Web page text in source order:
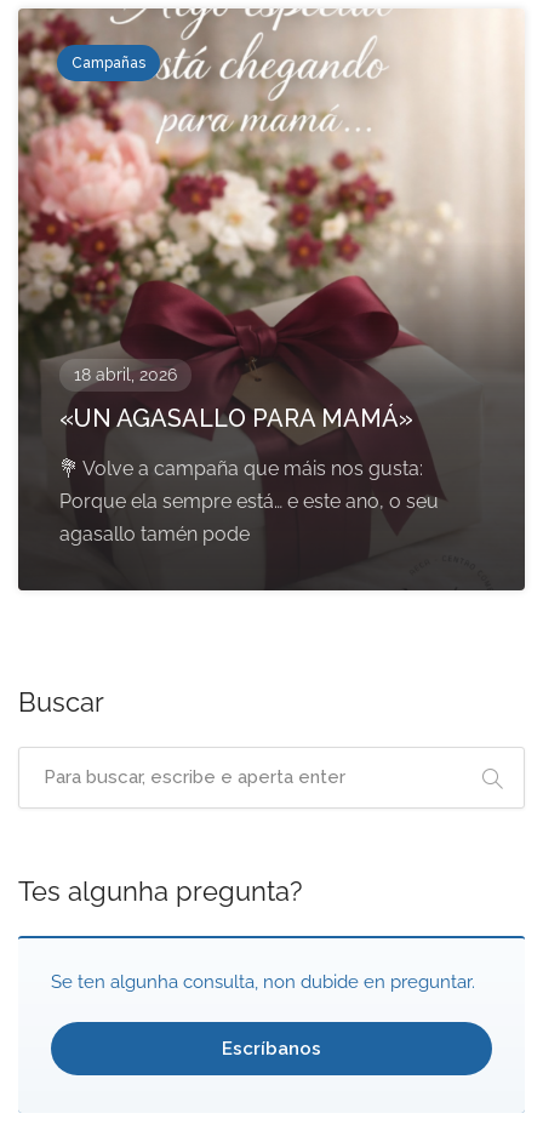
Campañas
18 abril, 2026
«UN AGASALLO PARA MAMÁ»
💐 Volve a campaña que máis nos gusta:
Porque ela sempre está… e este ano, o seu
agasallo tamén pode
Buscar
Tes algunha pregunta?
Se ten algunha consulta, non dubide en preguntar.
Escríbanos